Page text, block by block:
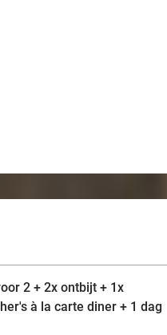
2 + 2x ontbijt + 1x
à la carte diner + 1 dag